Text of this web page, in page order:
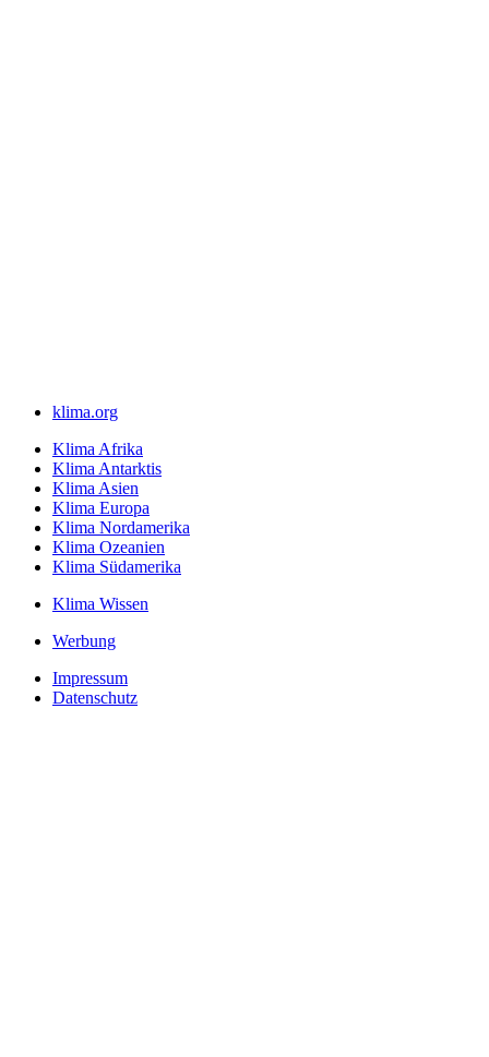
klima.org
Klima Afrika
Klima Antarktis
Klima Asien
Klima Europa
Klima Nordamerika
Klima Ozeanien
Klima Südamerika
Klima Wissen
Werbung
Impressum
Datenschutz